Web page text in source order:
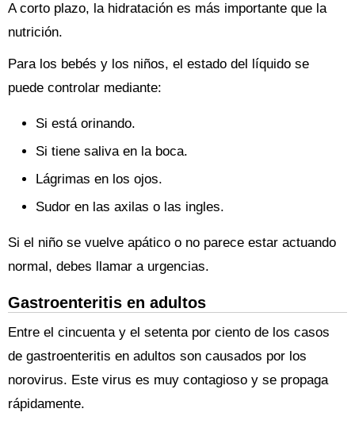
A corto plazo, la hidratación es más importante que la
nutrición.
Para los bebés y los niños, el estado del líquido se
puede controlar mediante:
Si está orinando.
Si tiene saliva en la boca.
Lágrimas en los ojos.
Sudor en las axilas o las ingles.
Si el niño se vuelve apático o no parece estar actuando
normal, debes llamar a urgencias.
Gastroenteritis en adultos
Entre el cincuenta y el setenta por ciento de los casos
de gastroenteritis en adultos son causados ​​por los
norovirus. Este virus es muy contagioso y se propaga
rápidamente.